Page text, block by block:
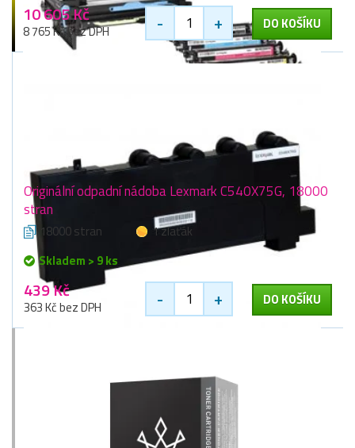
10 605 Kč
8 765 Kč bez DPH - + DO KOŠÍKU
Originální odpadní nádoba Lexmark C540X75G, 18000
stran
18000 stran
1 zlaťák
Skladem > 9 ks
439 Kč
363 Kč bez DPH - + DO KOŠÍKU